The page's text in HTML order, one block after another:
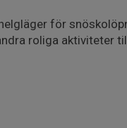
för
roliga aktiviteter